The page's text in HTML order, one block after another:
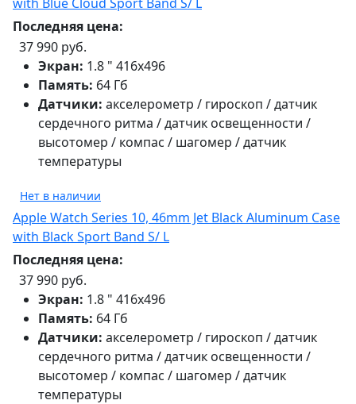
Последняя цена:
37 990 руб.
Экран: 1.8 " 416х496
Память: 64 Гб
Датчики: акселерометр / гироскоп / датчик
сердечного ритма / датчик освещенности /
высотомер / компас / шагомер / датчик
температуры
Нет в наличии
Apple Watch Series 10, 46mm Jet Black Aluminum Case
with Black Sport Band S/ L
Последняя цена:
37 990 руб.
Экран: 1.8 " 416х496
Память: 64 Гб
Датчики: акселерометр / гироскоп / датчик
сердечного ритма / датчик освещенности /
высотомер / компас / шагомер / датчик
температуры